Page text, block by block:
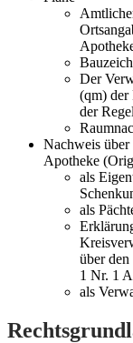
Der
(qm) der
der
Nachweis über
Apotheke
als
als
über
1 Nr. 1
als